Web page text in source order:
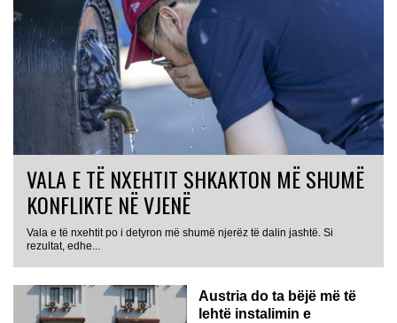
VALA E TË NXEHTIT SHKAKTON MË SHUMË
KONFLIKTE NË VJENË
Vala e të nxehtit po i detyron më shumë njerëz të dalin jashtë. Si
rezultat, edhe...
Austria do ta bëjë më të
lehtë instalimin e